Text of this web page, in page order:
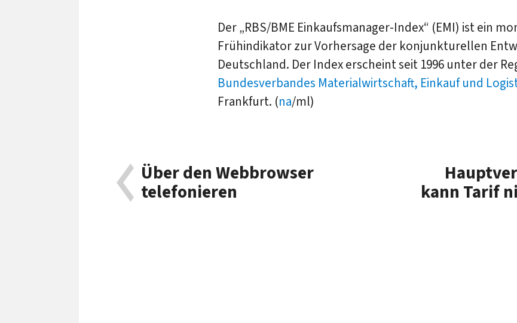
Der „RBS/BME Einkaufsmanager-Index“ (EMI) ist ein
Frühindikator zur Vorhersage der konjunkturellen
Deutschland. Der Index erscheint seit 1996 unter der
Bundesverbandes Materialwirtschaft, Einkauf und
Frankfurt. (na/ml)
Über den Webbrowser
telefonieren kann Tarif